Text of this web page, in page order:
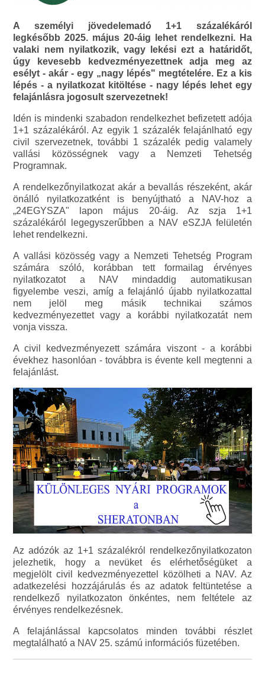
A személyi jövedelemadó 1+1 százalékáról
legkésőbb 2025. május 20-áig lehet rendelkezni. Ha
valaki nem nyilatkozik, vagy lekési ezt a határidőt,
úgy kevesebb kedvezményezettnek adja meg az
esélyt - akár - egy „nagy lépés" megtételére. Ez a kis
lépés - a nyilatkozat kitöltése - nagy lépés lehet egy
felajánlásra jogosult szervezetnek!
Idén is mindenki szabadon rendelkezhet befizetett adója
1+1 százalékáról. Az egyik 1 százalék felajánlható egy
civil szervezetnek, további 1 százalék pedig valamely
vallási közösségnek vagy a Nemzeti Tehetség
Programnak.
A rendelkezőnyilatkozat akár a bevallás részeként, akár
önálló nyilatkozatként is benyújtható a NAV-hoz a
„24EGYSZA" lapon május 20-áig. Az szja 1+1
százalékáról legegyszerűbben a NAV eSZJA felületén
lehet rendelkezni.
A vallási közösség vagy a Nemzeti Tehetség Program
számára szóló, korábban tett formailag érvényes
nyilatkozatot a NAV mindaddig automatikusan
figyelembe veszi, amíg a felajánló újabb nyilatkozattal
nem jelöl meg másik technikai számos
kedvezményezettet vagy a korábbi nyilatkozatát nem
vonja vissza.
A civil kedvezményezett számára viszont - a korábbi
évekhez hasonlóan - továbbra is évente kell megtenni a
felajánlást.
Az adózók az 1+1 százalékról rendelkezőnyilatkozaton
jelezhetik, hogy a nevüket és elérhetőségüket a
megjelölt civil kedvezményezettel közölheti a NAV. Az
adatkezelési hozzájárulás és az adatok feltüntetése a
rendelkező nyilatkozaton önkéntes, nem feltétele az
érvényes rendelkezésnek.
A felajánlással kapcsolatos minden további részlet
megtalálható a NAV 25. számú információs füzetében.